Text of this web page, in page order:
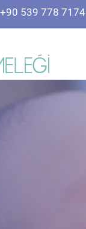
+90 539 778 7174